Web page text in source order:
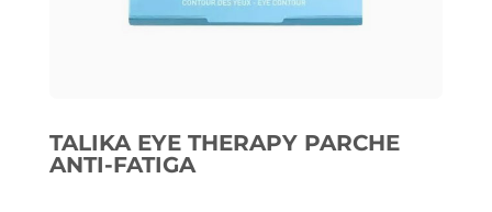
TALIKA EYE THERAPY PARCHE
ANTI-FATIGA